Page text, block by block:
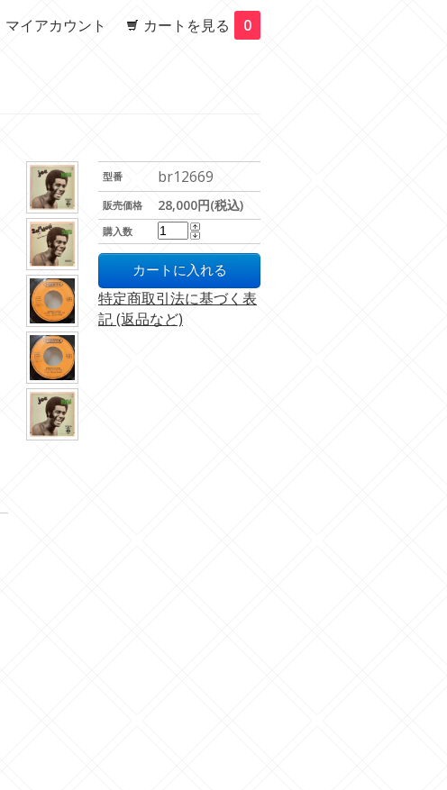
マイアカウント カートを見る 0
型番 br12669
販売価格 28,000円(税込)
購入数
特定商取引法に基づく表
記 (返品など)